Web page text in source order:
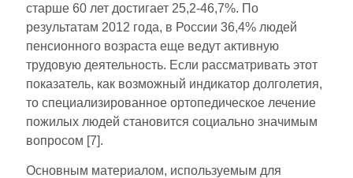
старше 60 лет достигает 25,2-46,7%. По
результатам 2012 года, в России 36,4% людей
пенсионного возраста еще ведут активную
трудовую деятельность. Если рассматривать этот
показатель, как возможный индикатор долголетия,
то специализированное ортопедическое лечение
пожилых людей становится социально значимым
вопросом [7].
Основным материалом, используемым для